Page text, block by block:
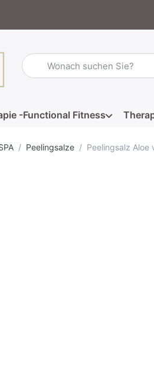
Geben Sie einen Suchbegriff
-Functional Fitness
Peelingsalze Peelingsalz Aloe